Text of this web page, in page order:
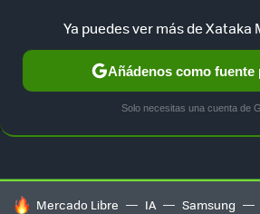
GUÍA DE COMPRAS
HOY SE HABLA DE
Mercado Libre IA Samsung
Ya puedes ver más de Xataka
Añádenos como fuente
Solo necesitas una cuenta de